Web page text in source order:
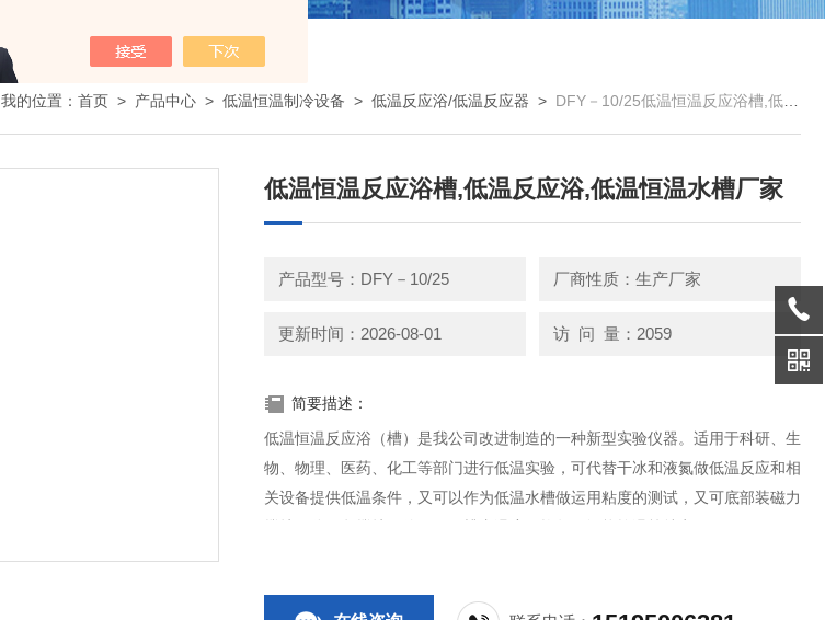
我的位置：首页 > 产品中心 >低温恒温制冷设备 >低温反应浴/低温反应器 > DFY－10/25低温恒温反应浴槽,低温反应浴,低温恒温水槽厂家
低温恒温反应浴槽,低温反应浴,低温恒温水槽厂家
产品型号：DFY－10/25 厂商性质：生产厂家
更新时间：2026-08-01 访 问 量：2059
简要描述：
低温恒温反应浴（槽）是我公司改进制造的一种新型实验仪器。适用于科研、生
物、物理、医药、化工等部门进行低温实验，可代替干冰和液氮做低温反应和相
关设备提供低温条件，又可以作为低温水槽做运用粘度的测试，又可底部装磁力
搅拌，分两段搅拌，使不锈钢槽内温度更均匀，智能控温等特点。